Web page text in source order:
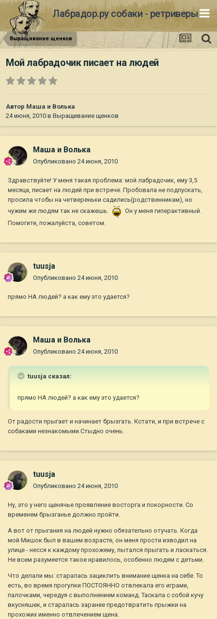
Лабрадор.ру собаки - ретриверы
Выращивание щенков
Мой лабрадочик писает на людей
Автор Маша и Волька
24 июня, 2010 в Выращивание щенков
Маша и Волька
Опубликовано 24 июня, 2010
Здравствуйте! У меня такая проблема: мой лабрадочик, ему 3,5
месяца, писает на людей при встрече. Пробовала не подпускать,
просила чтобы на четвереньки садились(родственникам), но
чужим же людям так не скажешь.
Он у меня гиперактивный.
Помогите, пожалуйста, советом.
tuusja
Опубликовано 24 июня, 2010
прямо НА людей? а как ему это удается?
Маша и Волька
Опубликовано 24 июня, 2010
tuusja сказал:
прямо НА людей? а как ему это удается?
От радости прыгает и начинает брызгать. Кстати, и при встрече с
собаками незнакомыми.Стыдно очень.
tuusja
Опубликовано 24 июня, 2010
Ну, это у него щенячье проявление восторга и покорности. Со
временем брызганье должно пройти.
А вот от прыгания на людей нужно обязательно отучать. Когда
мой Мишок был в вашем возрасте, он меня прости изводил на
улице - несся к каждому прохожему, пытался прыгать и ласкаться.
Не всем разумеется такое нравилось, особенно людям с детьми.
Что делали мы: старалась зациклить внимание щенка на себе. То
есть, во время прогулки ПОСТОЯННО отвлекала его играми,
палочками, чередуя с выполнением команд. Таскала с собой кучу
вкусняшек, и старалась заранее предотвратить прыжки на
прохожих именно отвлечением щена.